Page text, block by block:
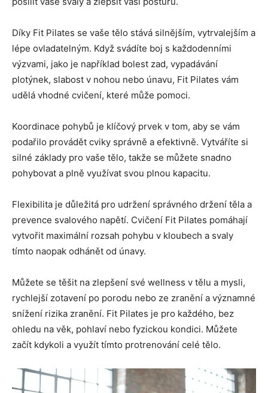
Díky Fit Pilates se vaše tělo stává silnějším, vytrvalejším a
lépe ovladatelným. Když svádíte boj s každodenními
výzvami, jako je například bolest zad, vypadávání
plotýnek, slabost v nohou nebo únavu, Fit Pilates vám
udělá vhodné cvičení, které může pomoci.
Koordinace pohybů je klíčový prvek v tom, aby se vám
podařilo provádět cviky správně a efektivně. Vytváříte si
silné základy pro vaše tělo, takže se můžete snadno
pohybovat a plně využívat svou plnou kapacitu.
Flexibilita je důležitá pro udržení správného držení těla a
prevence svalového napětí. Cvičení Fit Pilates pomáhají
vytvořit maximální rozsah pohybu v kloubech a svaly
tímto naopak odhánět od únavy.
Můžete se těšit na zlepšení své wellness v tělu a mysli,
rychlejší zotavení po porodu nebo ze zranění a významné
snížení rizika zranění. Fit Pilates je pro každého, bez
ohledu na věk, pohlaví nebo fyzickou kondici. Můžete
začít kdykoli a využít tímto protrenování celé tělo.